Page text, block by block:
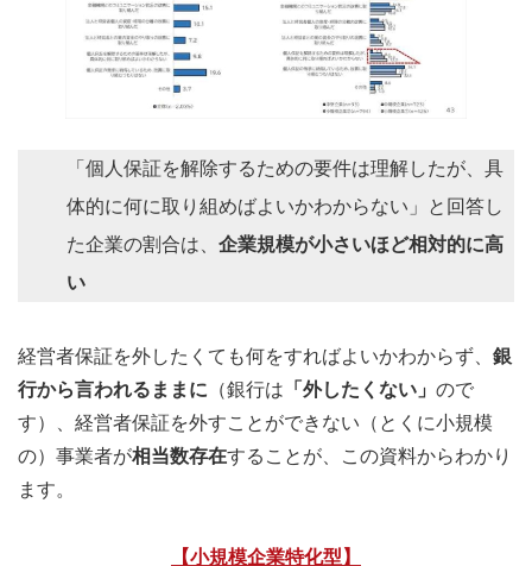
「個人保証を解除するための要件は理解したが、具
体的に何に取り組めばよいかわからない」と回答し
た企業の割合は、 企業規模が小さいほど相対的に高
い
経営者保証を外したくても何をすればよいかわからず、 銀
行から言われるままに （銀行は 「外したくない」 ので
す）、経営者保証を外すことができない（とくに小規模
の）事業者が相当数存在することが、この資料からわかり
ます。
【小規模企業特化型】